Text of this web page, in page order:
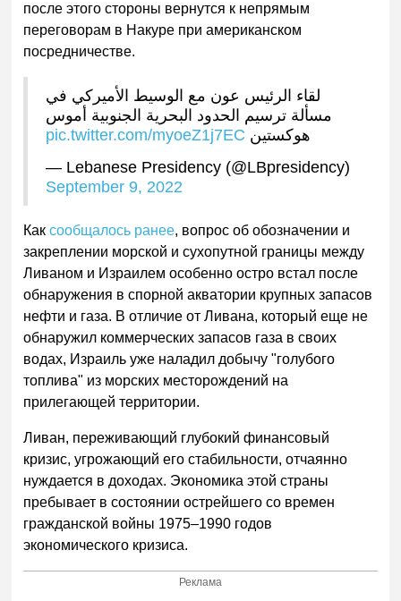
после этого стороны вернутся к непрямым
переговорам в Накуре при американском
посредничестве.
لقاء الرئيس عون مع الوسيط الأميركي في
مسألة ترسيم الحدود البحرية الجنوبية أموس
هوكستين pic.twitter.com/myoeZ1j7EC
— Lebanese Presidency (@LBpresidency)
September 9, 2022
Каксообщалось ранее, вопрос об обозначении и
закреплении морской и сухопутной границы между
Ливаном и Израилем особенно остро встал после
обнаружения в спорной акватории крупных запасов
нефти и газа. В отличие от Ливана, который еще не
обнаружил коммерческих запасов газа в своих
водах, Израиль уже наладил добычу "голубого
топлива" из морских месторождений на
прилегающей территории.
Ливан, переживающий глубокий финансовый
кризис, угрожающий его стабильности, отчаянно
нуждается в доходах. Экономика этой страны
пребывает в состоянии острейшего со времен
гражданской войны 1975–1990 годов
экономического кризиса.
Реклама